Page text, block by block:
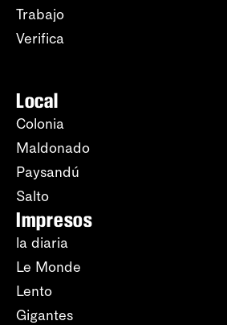
Trabajo
Verifica
Local
Colonia
Maldonado
Paysandú
Salto
Impresos
la diaria
Le Monde
Lento
Gigantes